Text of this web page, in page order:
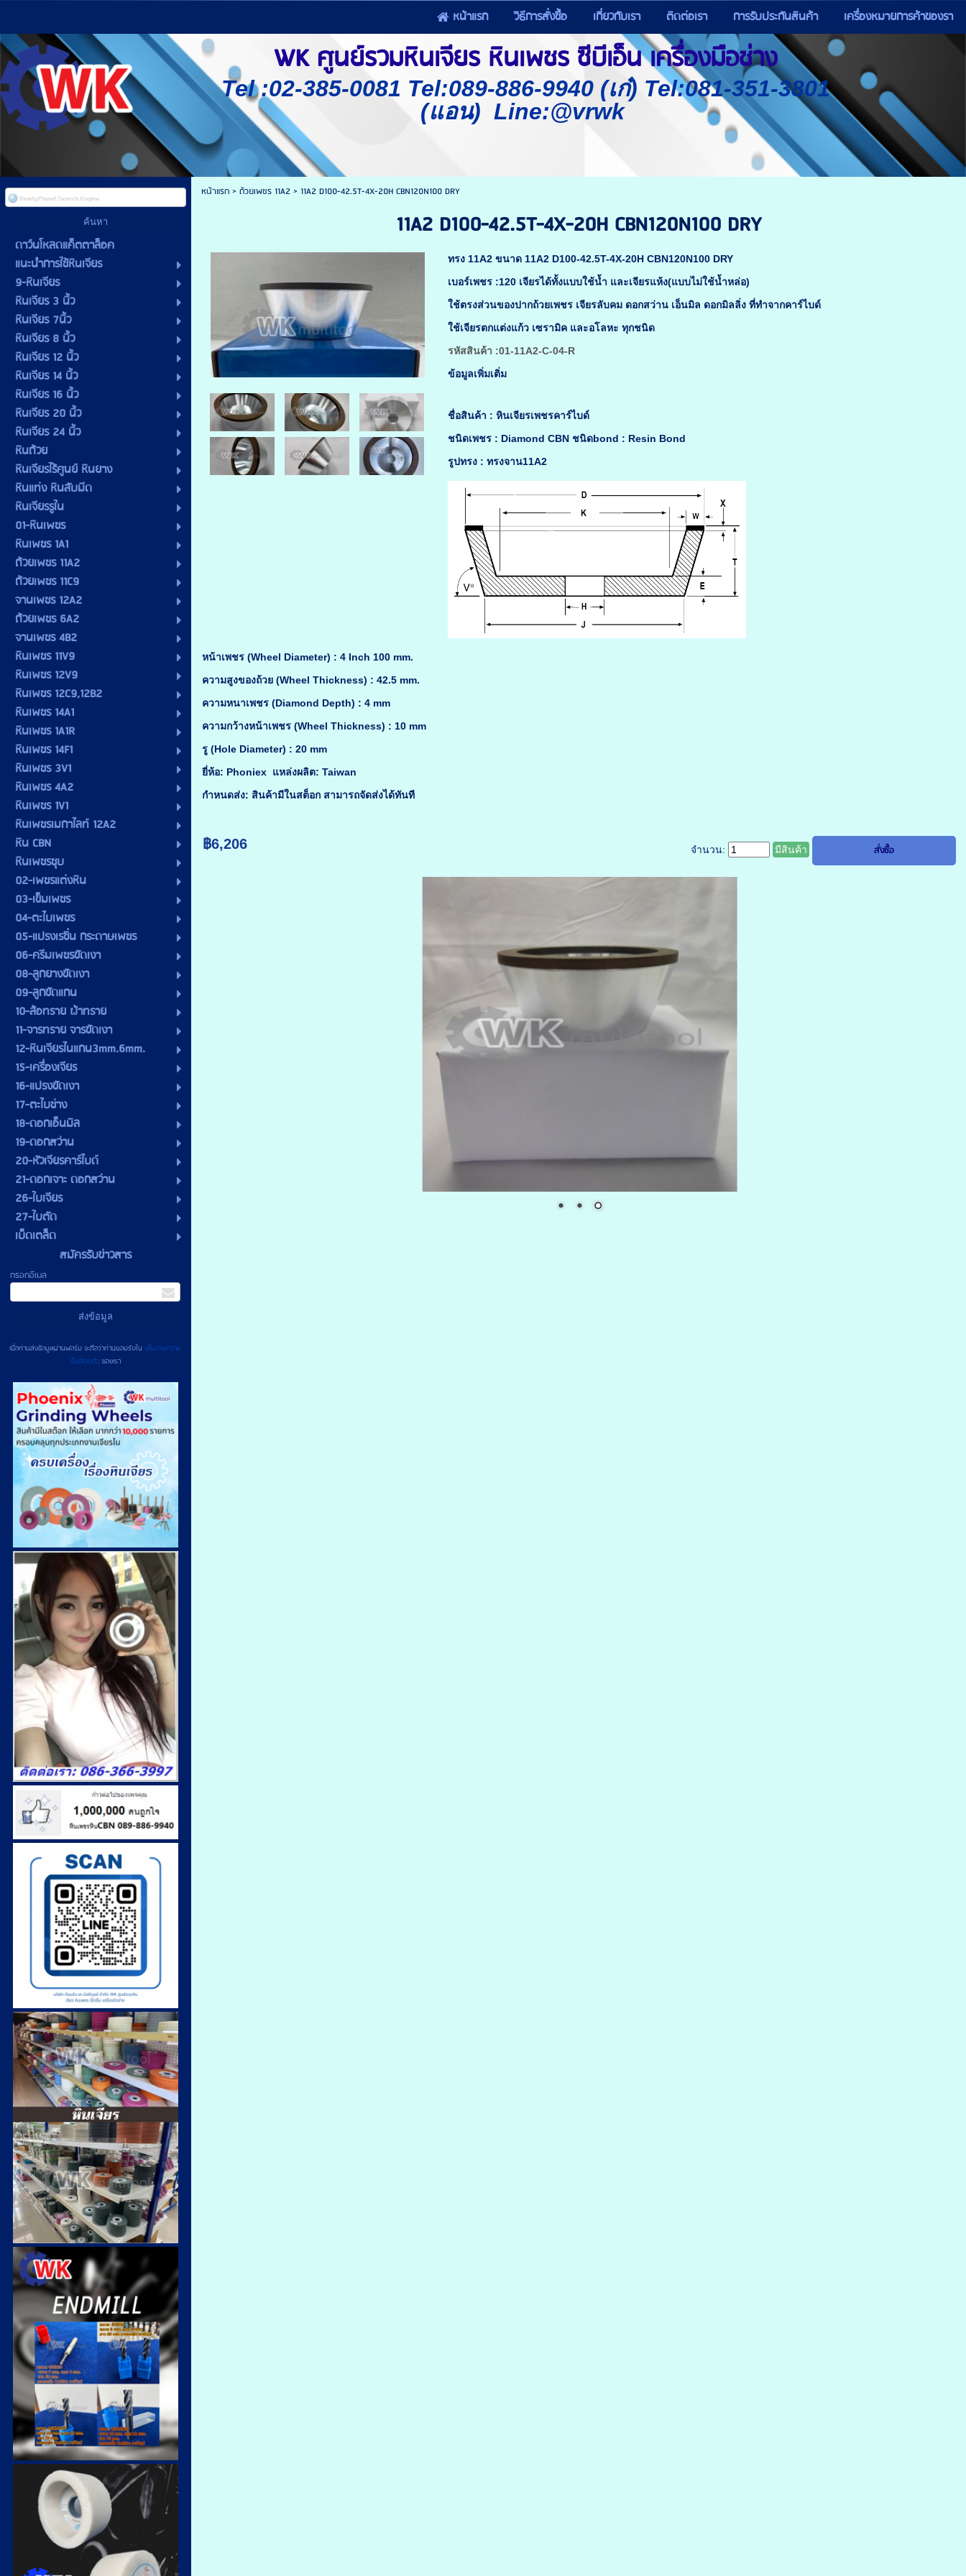
หน้าแรก วิธีการสั่งซื้อ เกี่ยวกับเรา ติดต่อเรา การรับประกันสินค้า เครื่องหมายการค้าของรา
WK ศูนย์รวมหินเจียร หินเพชร ซีบีเอ็น เครื่องมือช่าง
Tel :02-385-0081 Tel:089-886-9940 (เก๋) Tel:081-351-3801
(แอน) Line:@vrwk
ดาว์นโหลดแค็ตตาล็อค
แนะนำการใช้หินเจียร
9-หินเจียร
หินเจียร 3 นิ้ว
หินเจียร 7นิ้ว
หินเจียร 8 นิ้ว
หินเจียร 12 นิ้ว
หินเจียร 14 นิ้ว
หินเจียร 16 นิ้ว
หินเจียร 20 นิ้ว
หินเจียร 24 นิ้ว
หินถ้วย
หินเจียรไร้ศูนย์ หินยาง
หินแท่ง หินลับมีด
หินเจียรรูใน
01-หินเพชร
หินเพชร 1A1
ถ้วยเพชร 11A2
ถ้วยเพชร 11C9
จานเพชร 12A2
ถ้วยเพชร 6A2
จานเพชร 4B2
หินเพชร 11V9
หินเพชร 12V9
หินเพชร 12C9,12B2
หินเพชร 14A1
หินเพชร 1A1R
หินเพชร 14F1
หินเพชร 3V1
หินเพชร 4A2
หินเพชร 1V1
หินเพชรเมกาไลท์ 12A2
หิน CBN
หินเพชรชุบ
02-เพชรแต่งหิน
03-เข็มเพชร
04-ตะไบเพชร
05-แปรงเรซิ่น กระดาษเพชร
06-ครีมเพชรขัดเงา
08-ลูกยางขัดเงา
09-ลูกขัดแกน
10-ล้อทราย ผ้าทราย
11-จารทราย จารขัดเงา
12-หินเจียรไนแกน3mm.6mm.
15-เครื่องเจียร
16-แปรงขัดเงา
17-ตะไบช่าง
18-ดอกเอ็นมิล
19-ดอกสว่าน
20-หัวเจียรคาร์ไบด์
21-ดอกเจาะ ดอกสว่าน
26-ใบเจียร
27-ใบตัด
เบ็ดเตล็ด
สมัครรับข่าวสาร
กรอกอีเมล
เมื่อท่านส่งข้อมูลผ่านฟอร์ม จะถือว่าท่านยอมรับในนโยบายความ
เป็นส่วนตัวของเรา
หน้าแรก> ถ้วยเพชร 11A2> 11A2 D100-42.5T-4X-20H CBN120N100 DRY
11A2 D100-42.5T-4X-20H CBN120N100 DRY
ทรง 11A2 ขนาด 11A2 D100-42.5T-4X-20H CBN120N100 DRY
เบอร์เพชร :120 เจียรได้ทั้งแบบใช้น้ำ และเจียรแห้ง(แบบไม่ใช้น้ำหล่อ)
ใช้ตรงส่วนของปากถ้วยเพชร เจียรลับคม ดอกสว่าน เอ็นมิล ดอกมิลลิ่ง ที่ทำจากคาร์ไบด์
ใช้เจียรตกแต่งแก้ว เซรามิค และอโลหะ ทุกชนิด
รหัสสินค้า :01-11A2-C-04-R
ข้อมูลเพิ่มเติ่ม
ชื่อสินค้า : หินเจียรเพชรคาร์ไบด์
ชนิดเพชร : Diamond CBN ชนิดbond : Resin Bond
รูปทรง : ทรงจาน11A2
หน้าเพชร (Wheel Diameter) : 4 Inch 100 mm.
ความสูงของถ้วย (Wheel Thickness) : 42.5 mm.
ความหนาเพชร (Diamond Depth) : 4 mm
ความกว้างหน้าเพชร (Wheel Thickness) : 10 mm
รู (Hole Diameter) : 20 mm
ยี่ห้อ: Phoniex แหล่งผลิต: Taiwan
กำหนดส่ง: สินค้ามีในสต็อก สามารถจัดส่งได้ทันที
฿6,206 จำนวน: มีสินค้า